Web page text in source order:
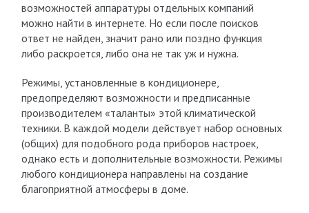
возможностей аппаратуры отдельных компаний
можно найти в интернете. Но если после поисков
ответ не найден, значит рано или поздно функция
либо раскроется, либо она не так уж и нужна.
Режимы, установленные в кондиционере,
предопределяют возможности и предписанные
производителем «таланты» этой климатической
техники. В каждой модели действует набор основных
(общих) для подобного рода приборов настроек,
однако есть и дополнительные возможности. Режимы
любого кондиционера направлены на создание
благоприятной атмосферы в доме.